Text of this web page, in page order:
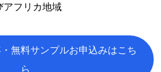
アフリカ地域
無料サンプルお申込みはこち
ら